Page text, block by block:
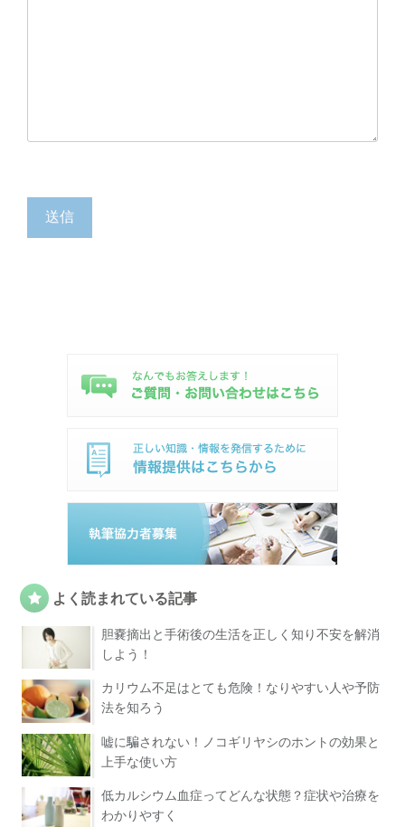
よく読まれている記事
胆嚢摘出と手術後の生活を正しく知り不安を解消
しよう！
カリウム不足はとても危険！なりやすい人や予防
法を知ろう
嘘に騙されない！ノコギリヤシのホントの効果と
上手な使い方
低カルシウム血症ってどんな状態？症状や治療を
わかりやすく